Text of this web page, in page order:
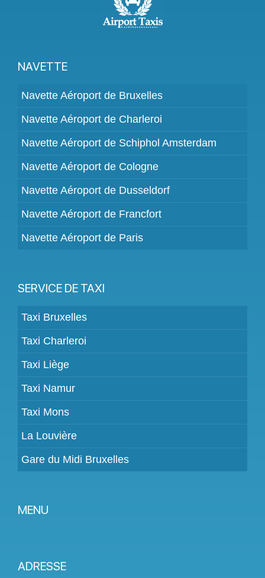
NAVETTE
Navette Aéroport de Bruxelles
Navette Aéroport de Charleroi
Navette Aéroport de Schiphol Amsterdam
Navette Aéroport de Cologne
Navette Aéroport de Dusseldorf
Navette Aéroport de Francfort
Navette Aéroport de Paris
SERVICE DE TAXI
Taxi Bruxelles
Taxi Charleroi
Taxi Liège
Taxi Namur
Taxi Mons
La Louvière
Gare du Midi Bruxelles
MENU
Tarifs
ADRESSE